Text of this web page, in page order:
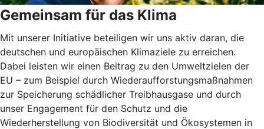
Gemeinsam für das Klima
Mit unserer Initiative beteiligen wir uns aktiv daran, die
deutschen und europäischen Klimaziele zu erreichen.
Dabei leisten wir einen Beitrag zu den Umweltzielen der
EU – zum Beispiel durch Wiederaufforstungsmaßnahmen
zur Speicherung schädlicher Treibhausgase und durch
unser Engagement für den Schutz und die
Wiederherstellung von Biodiversität und Ökosystemen in